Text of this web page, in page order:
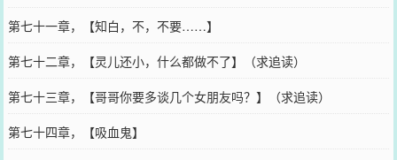
第七十一章，【知白，不，不要……】
第七十二章，【灵儿还小，什么都做不了】（求追读）
第七十三章，【哥哥你要多谈几个女朋友吗？】（求追读）
第七十四章，【吸血鬼】